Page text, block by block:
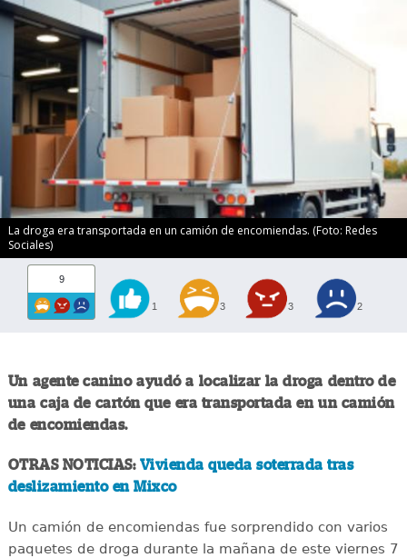
La droga era transportada en un camión de encomiendas. (Foto: Redes
Sociales)
9
1 3 3 2
Un agente canino ayudó a localizar la droga dentro de
una caja de cartón que era transportada en un camión
de encomiendas.
OTRAS NOTICIAS: Vivienda queda soterrada tras
deslizamiento en Mixco
Un camión de encomiendas fue sorprendido con varios
paquetes de droga durante la mañana de este viernes 7